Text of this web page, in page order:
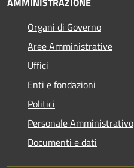
Organi di Governo
Aree Amministrative
Uffici
Enti e fondazioni
Politici
Personale Amministrativo
Documenti e dati